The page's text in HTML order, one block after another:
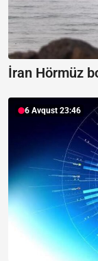
İran Hörmüz
6 Avqust 23:46